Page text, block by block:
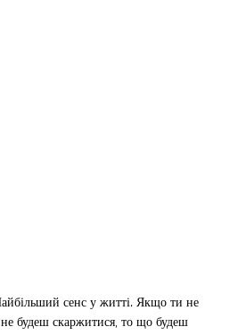
сенс у житті. Якщо ти не
будеш скаржитися, то що будеш